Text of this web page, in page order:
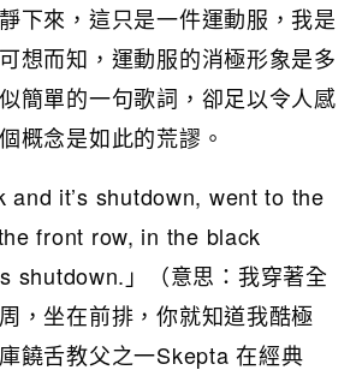
下來，這只是一件運動服，我是
想而知，運動服的消極形象是多
簡單的一句歌詞，卻足以令人感
概念是如此的荒謬。
and it’s shutdown, went to the
front row, in the black
shutdown.」（意思：我穿著全
，坐在前排，你就知道我酷極
饒舌教父之一Skepta 在經典